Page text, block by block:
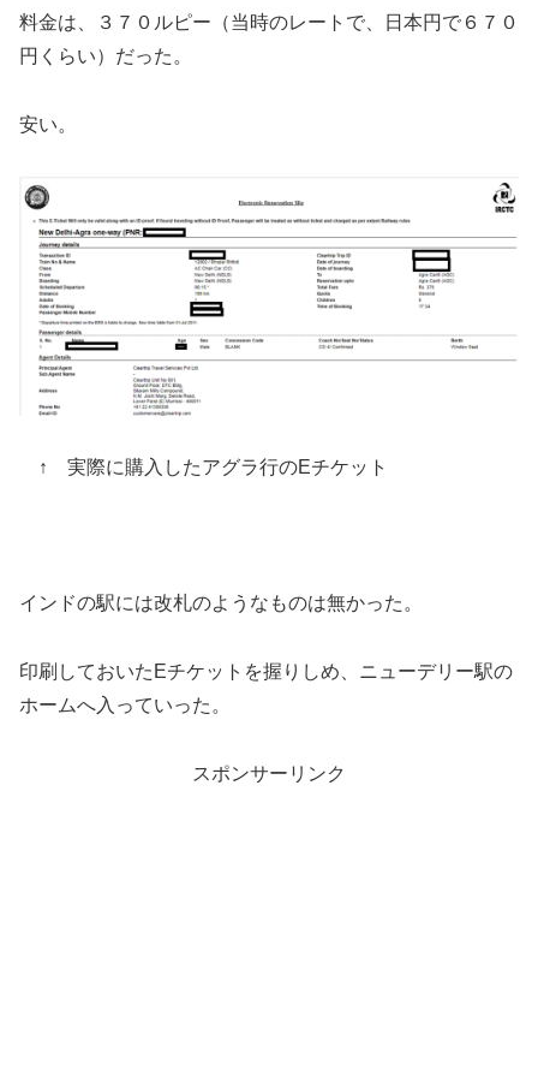
料金は、３７０ルピー（当時のレートで、日本円で６７０
円くらい）だった。
安い。
↑ 実際に購入したアグラ行のEチケット
インドの駅には改札のようなものは無かった。
印刷しておいたEチケットを握りしめ、ニューデリー駅の
ホームへ入っていった。
スポンサーリンク